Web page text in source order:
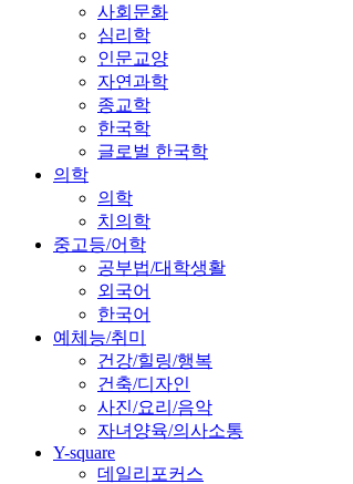
사회문화
심리학
인문교양
자연과학
종교학
한국학
글로벌 한국학
의학
의학
치의학
중고등/어학
공부법/대학생활
외국어
한국어
예체능/취미
건강/힐링/행복
건축/디자인
사진/요리/음악
자녀양육/의사소통
Y-square
데일리포커스